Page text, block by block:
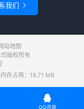
我们 
站地图
版权所有
存占用：18.71 MB

QQ咨询